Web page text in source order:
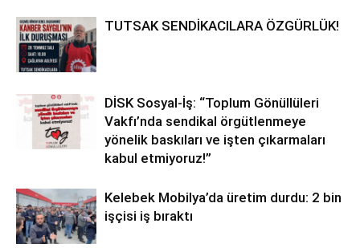
TUTSAK SENDİKACILARA ÖZGÜRLÜK!
DİSK Sosyal-İş: “Toplum Gönüllüleri
Vakfı’nda sendikal örgütlenmeye
yönelik baskıları ve işten çıkarmaları
kabul etmiyoruz!”
Kelebek Mobilya’da üretim durdu: 2 bin
işçisi iş bıraktı